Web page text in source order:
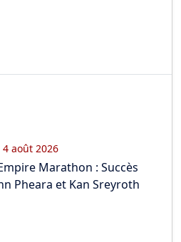
août 2026
Marathon : Succès
Pheara et Kan Sreyroth